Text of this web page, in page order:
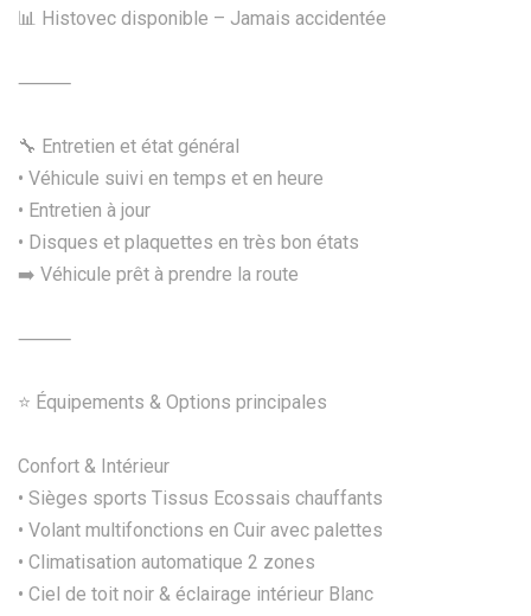
📊 Histovec disponible – Jamais accidentée
⸻
🔧 Entretien et état général
• Véhicule suivi en temps et en heure
• Entretien à jour
• Disques et plaquettes en très bon états
➡️ Véhicule prêt à prendre la route
⸻
⭐ Équipements & Options principales
Confort & Intérieur
• Sièges sports Tissus Ecossais chauffants
• Volant multifonctions en Cuir avec palettes
• Climatisation automatique 2 zones
• Ciel de toit noir & éclairage intérieur Blanc